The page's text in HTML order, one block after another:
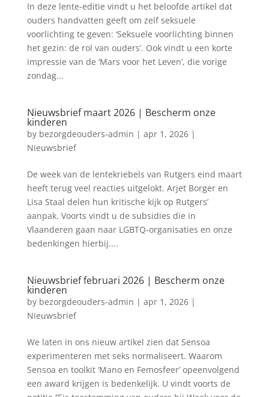
In deze lente-editie vindt u het beloofde artikel dat
ouders handvatten geeft om zelf seksuele
voorlichting te geven: ‘Seksuele voorlichting binnen
het gezin: de rol van ouders’. Ook vindt u een korte
impressie van de ‘Mars voor het Leven’, die vorige
zondag...
Nieuwsbrief maart 2026 | Bescherm onze
kinderen
by bezorgdeouders-admin | apr 1, 2026|
Nieuwsbrief
De week van de lentekriebels van Rutgers eind maart
heeft terug veel reacties uitgelokt. Arjet Borger en
Lisa Staal delen hun kritische kijk op Rutgers’
aanpak. Voorts vindt u de subsidies die in
Vlaanderen gaan naar LGBTQ-organisaties en onze
bedenkingen hierbij....
Nieuwsbrief februari 2026 | Bescherm onze
kinderen
by bezorgdeouders-admin | apr 1, 2026|
Nieuwsbrief
We laten in ons nieuw artikel zien dat Sensoa
experimenteren met seks normaliseert. Waarom
Sensoa en toolkit ‘Mano en Femosfeer’ opeenvolgend
een award krijgen is bedenkelijk. U vindt voorts de